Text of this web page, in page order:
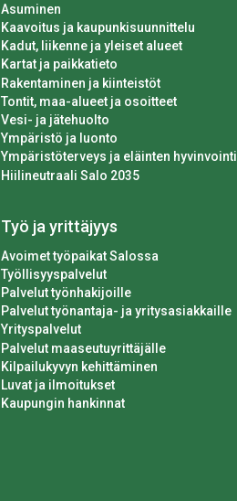
Asuminen
Kaavoitus ja kaupunkisuunnittelu
Kadut, liikenne ja yleiset alueet
Kartat ja paikkatieto
Rakentaminen ja kiinteistöt
Tontit, maa-alueet ja osoitteet
Vesi- ja jätehuolto
Ympäristö ja luonto
Ympäristöterveys ja eläinten hyvinvointi
Hiilineutraali Salo 2035
Työ ja yrittäjyys
Avoimet työpaikat Salossa
Työllisyyspalvelut
Palvelut työnhakijoille
Palvelut työnantaja- ja yritysasiakkaille
Yrityspalvelut
Palvelut maaseutuyrittäjälle
Kilpailukyvyn kehittäminen
Luvat ja ilmoitukset
Kaupungin hankinnat